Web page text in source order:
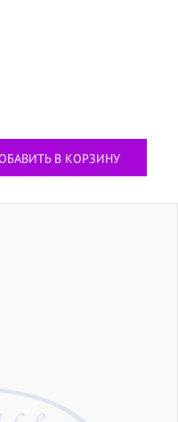
В КОРЗИНУ